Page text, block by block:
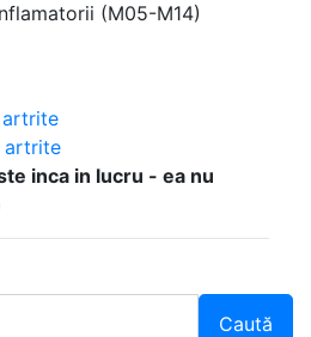
(M05-M14)
artrite
inca in lucru - ea nu
Caută